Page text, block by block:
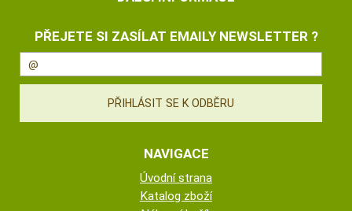
PŘEJETE SI ZASÍLAT EMAILY NEWSLETTER ?
NAVIGACE
Úvodní strana
Katalog zboží